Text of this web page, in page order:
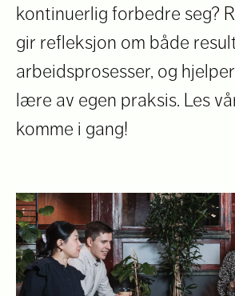
kontinuerlig forbedre seg?
gir refleksjon om både
arbeidsprosesser, og
lære av egen praksis. Les
komme i gang!